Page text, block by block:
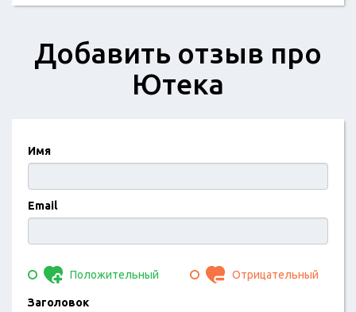
Добавить отзыв про
Ютека
Имя
Email
Положительный Отрицательный
Заголовок